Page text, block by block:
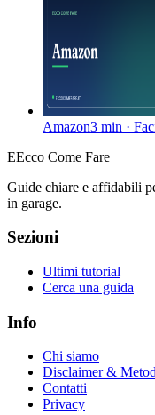
Amazon3 min ·
EEcco Come Fare
Guide chiare e affidabili
in garage.
Sezioni
Ultimi tutorial
Cerca una guida
Info
Chi siamo
Disclaimer &
Contatti
Privacy